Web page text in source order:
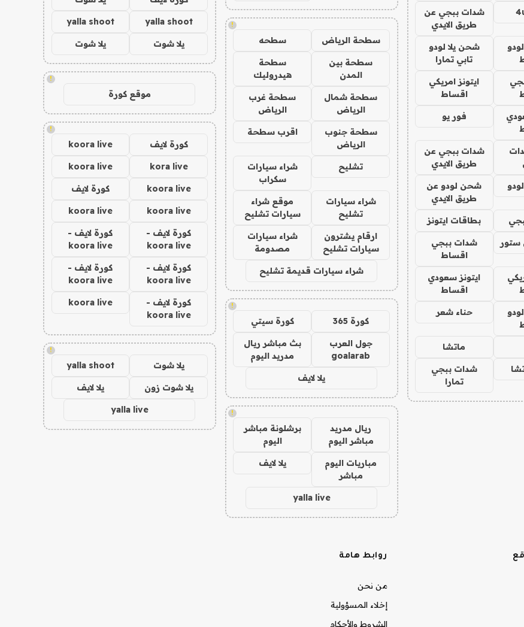
شدات ببجي عن
طريق الايدي
شحن يلا لودو
تابي تمارا
ايتونز امريكي
اقساط
فور يو
شدات ببجي عن
طريق الايدي
شحن لودو عن
طريق الايدي
بطاقات ايتونز
ستور
شدات ببجي
اقساط
ايتونز سعودي
اقساط
حناء شعر
ماتشا
شدات ببجي
تمارا
!
سطحة الرياض سطحه
سطحة بين
المدن
سطحة
هيدروليك
سطحة شمال
الرياض
سطحة غرب
الرياض
سطحة جنوب
الرياض
اقرب سطحة
تشليح
شراء سيارات
سكراب
شراء سيارات
تشليح
موقع شراء
سيارات تشليح
ارقام يشترون
سيارات تشليح
شراء سيارات
مصدومة
شراء سيارات قديمة تشليح
!
كورة 365 كورة سيتي
جول العرب
goalarab
بث مباشر ريال
مدريد اليوم
يلا لايف
!
ريال مدريد
مباشر اليوم
برشلونة مباشر
اليوم
مباريات اليوم
مباشر
يلا لايف
yalla live
yalla shoot
yalla shoot
يلا شوت يلا شوت
!
موقع كورة
!
كورة لايف koora live
kora live
koora live
koora live كورة لايف
koora live
koora live
كورة لايف -
koora live
كورة لايف -
koora live
كورة لايف -
koora live
كورة لايف -
koora live
كورة لايف -
koora live
koora live
!
يلا شوت yalla shoot
يلا شوت زون يلا لايف
yalla live
روابط هامة
من نحن
إخلاء المسؤولية
الشروط والأحكام